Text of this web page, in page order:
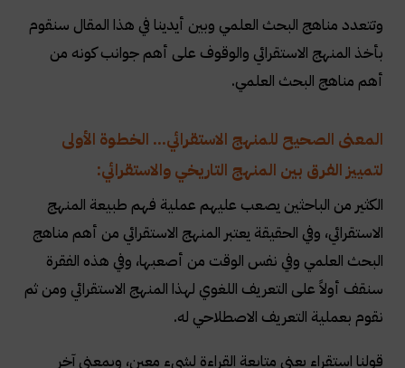
وتتعدد مناهج البحث العلمي وبين أيدينا في هذا المقال سنقوم
بأخذ المنهج الاستقرائي والوقوف على أهم جوانب كونه من
أهم مناهج البحث العلمي.
المعنى الصحيح للمنهج الاستقرائي... الخطوة الأولى
لتمييز الفرق بين المنهج التاريخي والاستقرائي:
الكثير من الباحثين يصعب عليهم عملية فهم طبيعة المنهج
الاستقرائي، وفي الحقيقة يعتبر المنهج الاستقرائي من أهم مناهج
البحث العلمي وفي نفس الوقت من أصعبها، وفي هذه الفقرة
سنقف أولاً على التعريف اللغوي لهذا المنهج الاستقرائي ومن ثم
نقوم بعملية التعريف الاصطلاحي له.
قولنا استقراء يعني متابعة القراءة لشيء معين، وبمعنى آخر